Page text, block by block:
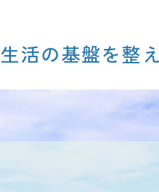
生活の基盤を整